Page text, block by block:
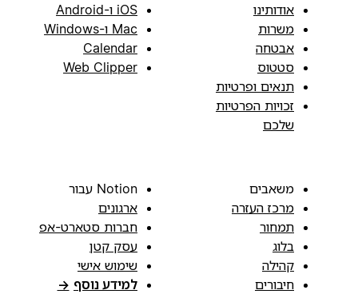
אודותינו
משרות
אבטחה
סטטוס
תנאים ופרטיות
זכויות הפרטיות
שלכם
iOS ו-Android
Mac ו-Windows
Calendar
Web Clipper
משאבים
מרכז העזרה
תמחור
בלוג
קהילה
חיבורים
Notion עבור
ארגונים
חברות סטארט-אפ
עסק קטן
שימוש אישי
למידע נוסף →